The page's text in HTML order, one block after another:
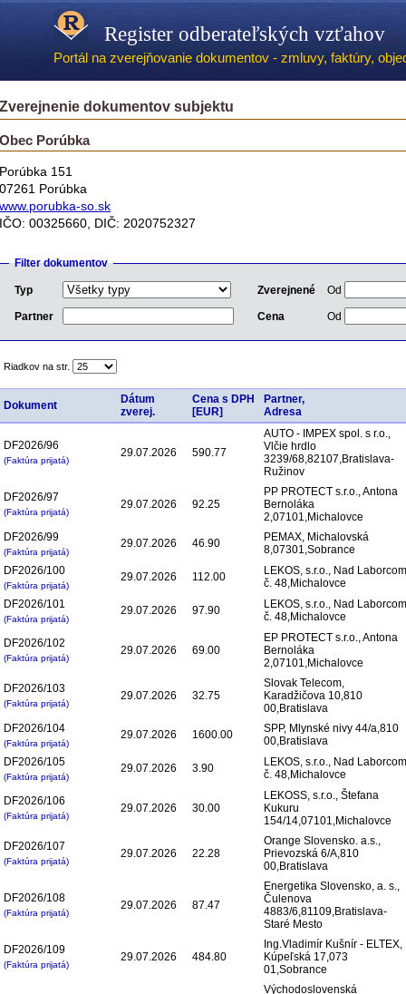
Register odberateľských vzťahov
Portál na zverejňovanie dokumentov - zmluvy, faktúry,
Zverejnenie dokumentov subjektu
Obec Porúbka
Porúbka 151
07261 Porúbka
www.porubka-so.sk
IČO: 00325660, DIČ: 2020752327
Filter dokumentov
Typ Zverejnené Od
Partner Cena Od
Riadkov na str.
Dokument
Dátum
zverej.
Cena s DPH
[EUR]
Partner,
Adresa
DF2026/96
(Faktúra prijatá)
29.07.2026 590.77
AUTO - IMPEX spol. s r.o.,
Vlčie hrdlo
3239/68,82107,Bratislava-
Ružinov
DF2026/97
(Faktúra prijatá)
29.07.2026 92.25
PP PROTECT s.r.o., Antona
Bernoláka
2,07101,Michalovce
DF2026/99
(Faktúra prijatá)
29.07.2026 46.90
PEMAX, Michalovská
8,07301,Sobrance
DF2026/100
(Faktúra prijatá)
29.07.2026 112.00
LEKOS, s.r.o., Nad Laborcom
č. 48,Michalovce
DF2026/101
(Faktúra prijatá)
29.07.2026 97.90
LEKOS, s.r.o., Nad Laborcom
č. 48,Michalovce
DF2026/102
(Faktúra prijatá)
29.07.2026 69.00
EP PROTECT s.r.o., Antona
Bernoláka
2,07101,Michalovce
DF2026/103
(Faktúra prijatá)
29.07.2026 32.75
Slovak Telecom,
Karadžičova 10,810
00,Bratislava
DF2026/104
(Faktúra prijatá)
29.07.2026 1600.00
SPP, Mlynské nivy 44/a,810
00,Bratislava
DF2026/105
(Faktúra prijatá)
29.07.2026 3.90
LEKOS, s.r.o., Nad Laborcom
č. 48,Michalovce
DF2026/106
(Faktúra prijatá)
29.07.2026 30.00
LEKOSS, s.r.o., Štefana
Kukuru
154/14,07101,Michalovce
DF2026/107
(Faktúra prijatá)
29.07.2026 22.28
Orange Slovensko. a.s.,
Prievozská 6/A,810
00,Bratislava
DF2026/108
(Faktúra prijatá)
29.07.2026 87.47
Energetika Slovensko, a. s.,
Čulenova
4883/6,81109,Bratislava-
Staré Mesto
DF2026/109
(Faktúra prijatá)
29.07.2026 484.80
Ing.Vladimír Kušnír - ELTEX,
Kúpeľská 17,073
01,Sobrance
Východoslovenská